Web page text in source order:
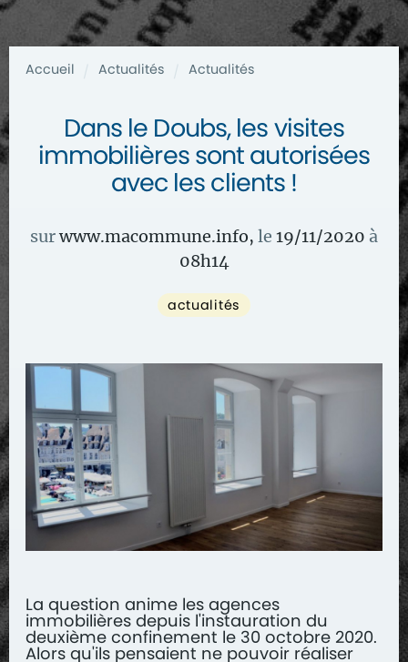
Accueil Actualités Actualités
Dans le Doubs, les visites
immobilières sont autorisées
avec les clients !
surwww.macommune.info, le 19/11/2020 à
08h14
actualités
La question anime les agences
immobilières depuis l'instauration du
deuxième confinement le 30 octobre 2020.
Alors qu'ils pensaient ne pouvoir réaliser